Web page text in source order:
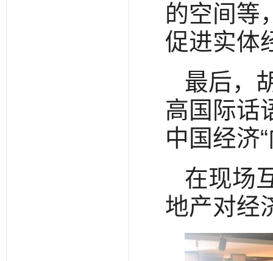
的空间等
促进实体
最后，
高国际话
中国经济
在现场
地产对经